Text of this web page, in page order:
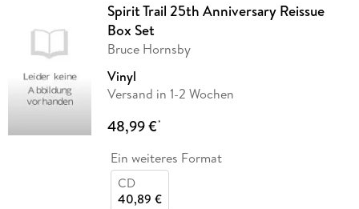
Spirit Trail 25th Anniversary Reissue
Box Set
Bruce Hornsby
Vinyl
Versand in 1-2 Wochen
48,99 €*
Ein weiteres Format
CD
40,89 €